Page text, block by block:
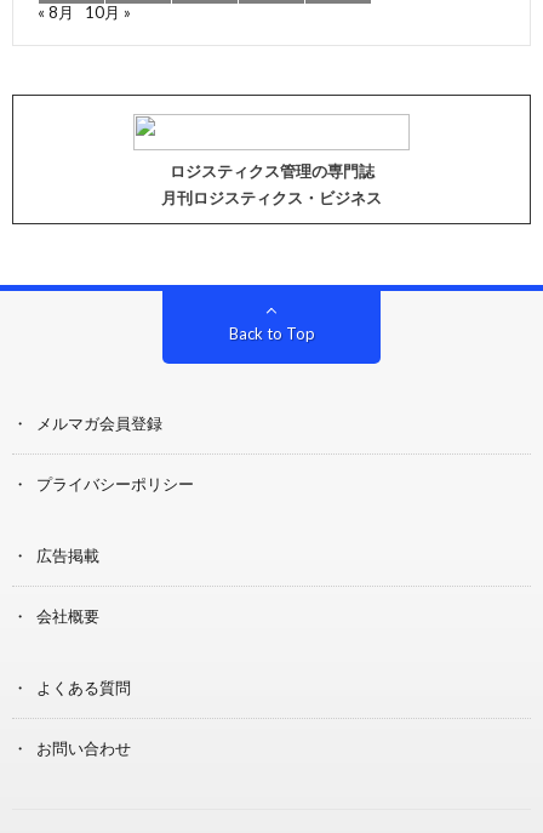
« 8月
10月 »
ロジスティクス管理の専門誌
月刊ロジスティクス・ビジネス
Back to Top
メルマガ会員登録
プライバシーポリシー
広告掲載
会社概要
よくある質問
お問い合わせ